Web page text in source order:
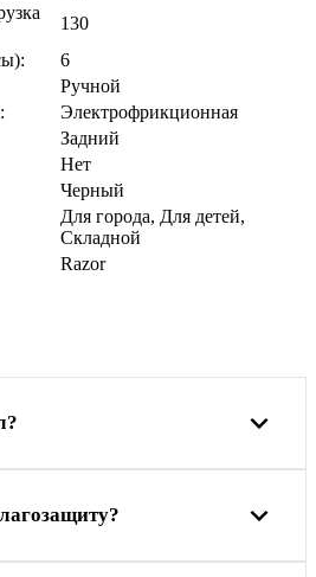
130
6
Ручной
Электрофрикционная
Задний
Нет
Черный
Для города, Для детей,
Складной
Razor